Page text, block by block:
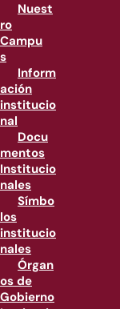
Nuest
ro
Campu
s
Inform
ación
institucio
nal
Docu
mentos
Institucio
nales
Símbo
los
institucio
nales
Órgan
os de
Gobierno